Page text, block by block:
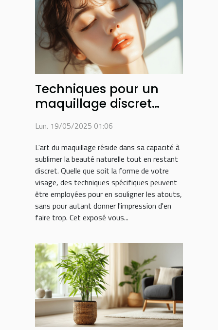
Techniques pour un
maquillage discret
visage
Lun. 19/05/2025 01:06
L'art du maquillage réside dans sa capacité à
sublimer la beauté naturelle tout en restant
discret. Quelle que soit la forme de votre
visage, des techniques spécifiques peuvent
être employées pour en souligner les atouts,
sans pour autant donner l'impression d'en
faire trop. Cet exposé vous...